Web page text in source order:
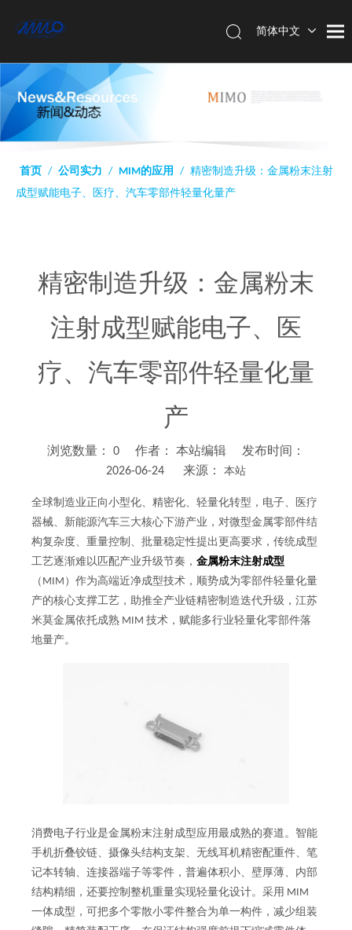
简体中文
首页 / 公司实力 / MIM的应用 / 精密制造升级：金属粉末注射
成型赋能电子、医疗、汽车零部件轻量化量产
精密制造升级：金属粉末
注射成型赋能电子、医
疗、汽车零部件轻量化量
产
浏览数量： 0 作者： 本站编辑 发布时间：
2026-06-24 来源： 本站
["wechat","weibo","qzone","douban","email"]
全球制造业正向小型化、精密化、轻量化转型，电子、医疗
器械、新能源汽车三大核心下游产业，对微型金属零部件结
构复杂度、重量控制、批量稳定性提出更高要求，传统成型
工艺逐渐难以匹配产业升级节奏， 金属粉末注射成型
（MIM）作为高端近净成型技术，顺势成为零部件轻量化量
产的核心支撑工艺，助推全产业链精密制造迭代升级，江苏
米莫金属依托成熟 MIM 技术，赋能多行业轻量化零部件落
地量产。
消费电子行业是金属粉末注射成型应用最成熟的赛道。智能
手机折叠铰链、摄像头结构支架、无线耳机精密配重件、笔
记本转轴、连接器端子等零件，普遍体积小、壁厚薄、内部
结构精细，还要控制整机重量实现轻量化设计。采用 MIM
一体成型，可把多个零散小零件整合为单一构件，减少组装